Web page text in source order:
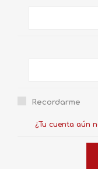
Recordarme
¿Tu cuenta aún